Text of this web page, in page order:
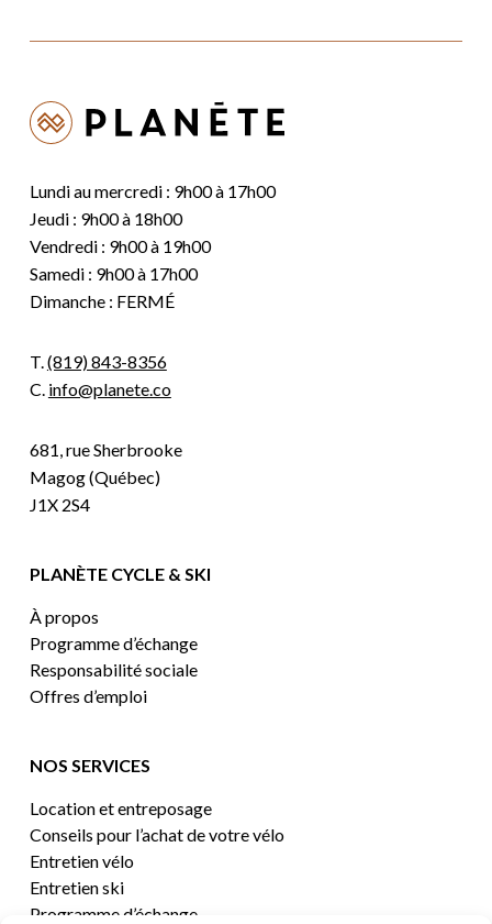
Lundi au mercredi : 9h00 à 17h00
Jeudi : 9h00 à 18h00
Vendredi : 9h00 à 19h00
Samedi : 9h00 à 17h00
Dimanche : FERMÉ
T.(819) 843-8356
C. info@planete.co
681, rue Sherbrooke
Magog (Québec)
J1X 2S4
PLANÈTE CYCLE & SKI
À propos
Programme d’échange
Responsabilité sociale
Offres d’emploi
NOS SERVICES
Location et entreposage
Conseils pour l’achat de votre vélo
Entretien vélo
Entretien ski
Programme d’échange